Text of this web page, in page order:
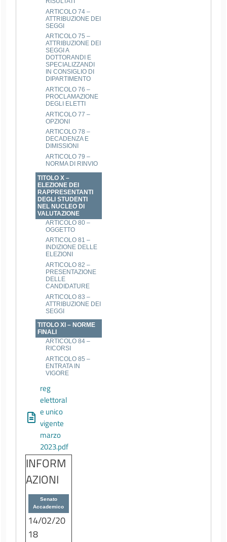
ARTICOLO 74 –
ATTRIBUZIONE DEI
SEGGI
ARTICOLO 75 –
ATTRIBUZIONE DEI
SEGGI A
DOTTORANDI E
SPECIALIZZANDI
IN CONSIGLIO DI
DIPARTIMENTO
ARTICOLO 76 –
PROCLAMAZIONE
DEGLI ELETTI
ARTICOLO 77 –
OPZIONI
ARTICOLO 78 –
DECADENZA E
DIMISSIONI
ARTICOLO 79 –
NORMA DI RINVIO
TITOLO X –
ELEZIONE DEI
RAPPRESENTANTI
DEGLI STUDENTI
NEL NUCLEO DI
VALUTAZIONE
ARTICOLO 80 –
OGGETTO
ARTICOLO 81 –
INDIZIONE DELLE
ELEZIONI
ARTICOLO 82 –
PRESENTAZIONE
DELLE
CANDIDATURE
ARTICOLO 83 –
ATTRIBUZIONE DEI
SEGGI
TITOLO XI – NORME
FINALI
ARTICOLO 84 –
RICORSI
ARTICOLO 85 –
ENTRATA IN
VIGORE
reg
elettoral
e unico
vigente
marzo
2023.pdf
INFORM
AZIONI
Senato
Accademico
14/02/20
18